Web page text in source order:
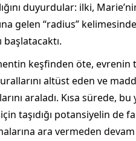
duyurdular: ilki,
gelen “radius”
başlatacaktı.
keşfinden öte,
altüst eden ve
araladı. Kısa sürede,
taşıdığı potansiyelin de
ara vermeden